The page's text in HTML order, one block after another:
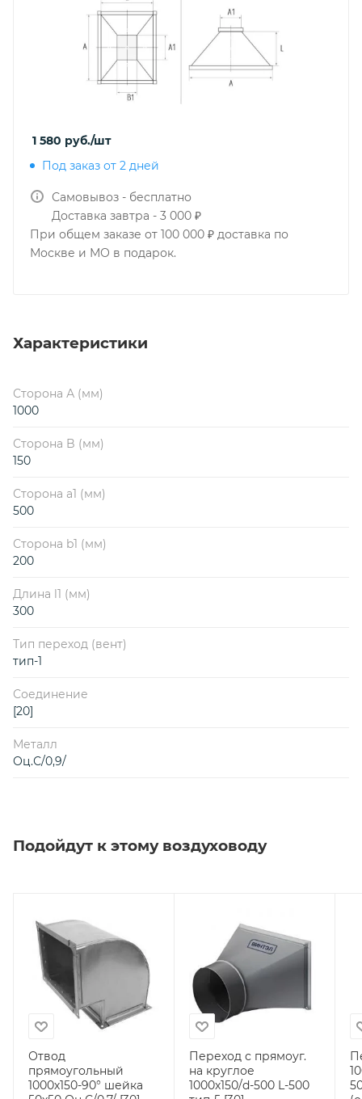
1 580 руб./шт
Под заказ от 2 дней
Самовывоз - бесплатно
Доставка завтра - 3 000 ₽
При общем заказе от 100 000 ₽ доставка по
Москве и МО в подарок.
Характеристики
Сторона А (мм)
1000
Сторона B (мм)
150
Сторона a1 (мм)
500
Сторона b1 (мм)
200
Длина l1 (мм)
300
Тип переход (вент)
тип-1
Соединение
[20]
Металл
Оц.С/0,9/
Подойдут к этому воздуховоду
Отвод
прямоугольный
1000х150-90° шейка
Переход с прямоуг.
на круглое
1000х150/d-500 L-500